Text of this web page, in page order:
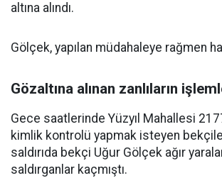
altına alındı.
Gölçek, yapılan müdahaleye rağmen
Gözaltına alınan zanlıların
Gece saatlerinde Yüzyıl Mahallesi
kimlik kontrolü yapmak isteyen
saldırıda bekçi Uğur Gölçek ağır
saldırganlar kaçmıştı.